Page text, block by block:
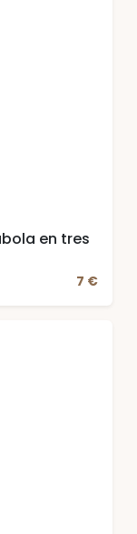
en tres
7 €